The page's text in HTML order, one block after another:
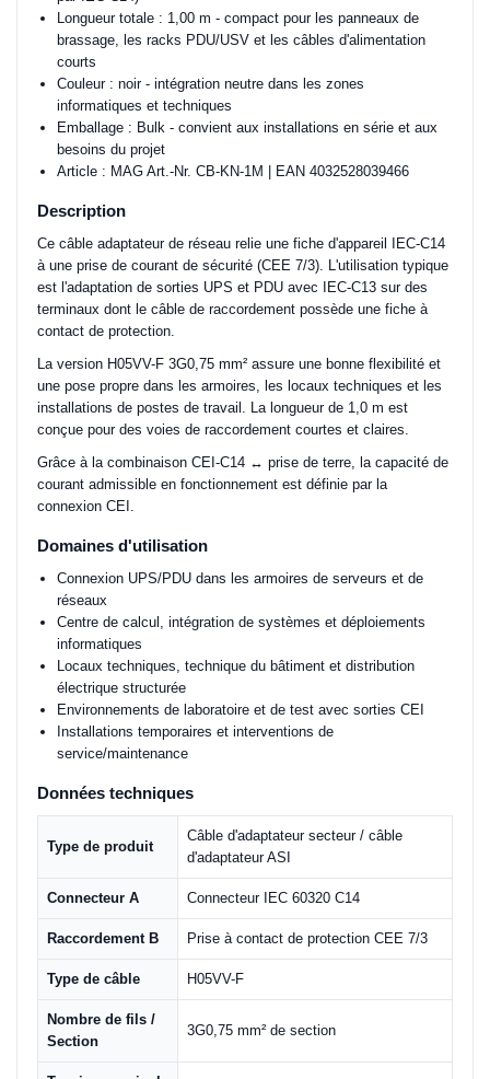
Longueur totale : 1,00 m - compact pour les panneaux de
brassage, les racks PDU/USV et les câbles d'alimentation
courts
Couleur : noir - intégration neutre dans les zones
informatiques et techniques
Emballage : Bulk - convient aux installations en série et aux
besoins du projet
Article : MAG Art.-Nr. CB-KN-1M | EAN 4032528039466
Description
Ce câble adaptateur de réseau relie une fiche d'appareil IEC-C14
à une prise de courant de sécurité (CEE 7/3). L'utilisation typique
est l'adaptation de sorties UPS et PDU avec IEC-C13 sur des
terminaux dont le câble de raccordement possède une fiche à
contact de protection.
La version H05VV-F 3G0,75 mm² assure une bonne flexibilité et
une pose propre dans les armoires, les locaux techniques et les
installations de postes de travail. La longueur de 1,0 m est
conçue pour des voies de raccordement courtes et claires.
Grâce à la combinaison CEI-C14 ↔ prise de terre, la capacité de
courant admissible en fonctionnement est définie par la
connexion CEI.
Domaines d'utilisation
Connexion UPS/PDU dans les armoires de serveurs et de
réseaux
Centre de calcul, intégration de systèmes et déploiements
informatiques
Locaux techniques, technique du bâtiment et distribution
électrique structurée
Environnements de laboratoire et de test avec sorties CEI
Installations temporaires et interventions de
service/maintenance
Données techniques
Type de produit
Câble d'adaptateur secteur / câble
d'adaptateur ASI
Connecteur A Connecteur IEC 60320 C14
Raccordement B Prise à contact de protection CEE 7/3
Type de câble H05VV-F
Nombre de fils /
Section
3G0,75 mm² de section